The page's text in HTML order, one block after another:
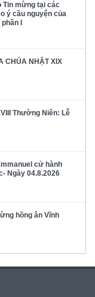
Tin mừng tại các
ý cầu nguyện của
I
CHÚA NHẬT XIX
Thường Niên: Lễ
cử hành
Ngày 04.8.2026
hồng ân Vĩnh